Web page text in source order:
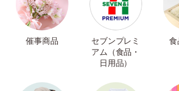
催事商品
セブンプレミ
アム（食品・
日用品）
食